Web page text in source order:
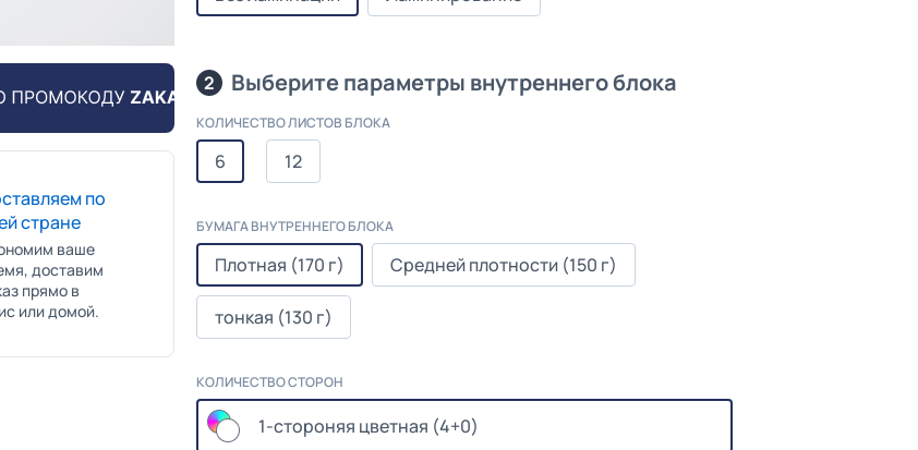
по
стране
ваше
доставим
прямо в
или домой.
2 Выберите параметры внутреннего блока
КОЛИЧЕСТВО ЛИСТОВ БЛОКА
6 12
БУМАГА ВНУТРЕННЕГО БЛОКА
Плотная (170 г) Средней плотности (150 г)
тонкая (130 г)
КОЛИЧЕСТВО СТОРОН
1-стороняя цветная (4+0)